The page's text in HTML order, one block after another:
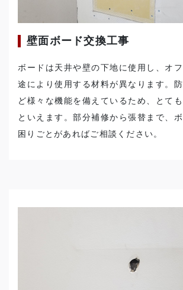
壁面ボード交換工事
ボードは天井や壁の下地に使用し、オ
途により使用する材料が異なります。
ど様々な機能を備えているため、とて
といえます。部分補修から張替まで、
困りごとがあればご相談ください。